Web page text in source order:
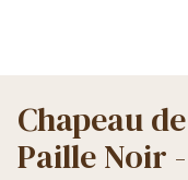
Chapeau
Paille Noir